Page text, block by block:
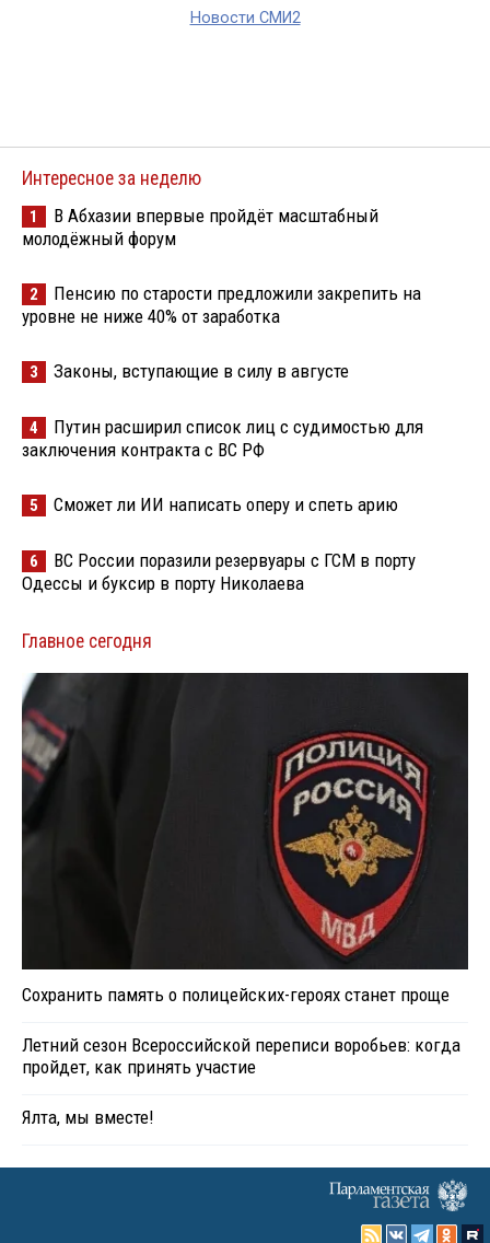
Новости СМИ2
Интересное за неделю
1
В Абхазии впервые пройдёт масштабный
молодёжный форум
2
Пенсию по старости предложили закрепить на
уровне не ниже 40% от заработка
3 Законы, вступающие в силу в августе
4
Путин расширил список лиц с судимостью для
заключения контракта с ВС РФ
5 Сможет ли ИИ написать оперу и спеть арию
6
ВС России поразили резервуары с ГСМ в порту
Одессы и буксир в порту Николаева
Главное сегодня
Сохранить память о полицейских-героях станет проще
Летний сезон Всероссийской переписи воробьев: когда
пройдет, как принять участие
Ялта, мы вместе!